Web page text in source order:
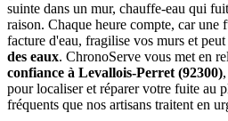
suinte dans un mur, chauffe-eau qui
raison. Chaque heure compte, car une
facture d'eau, fragilise vos murs et
des eaux. ChronoServe vous met en
confiance à Levallois-Perret (92300)
pour localiser et réparer votre fuite au
fréquents que nos artisans traitent en